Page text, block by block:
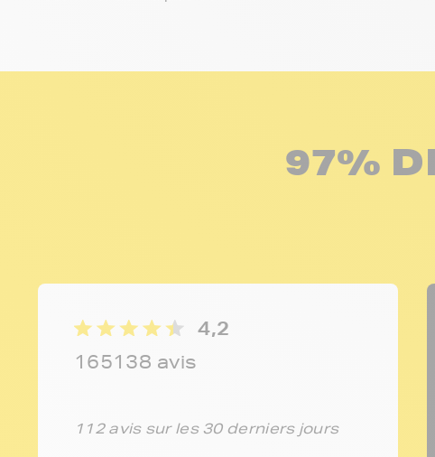
97%
4,2
165138 avis
112 avis sur les 30 derniers jours